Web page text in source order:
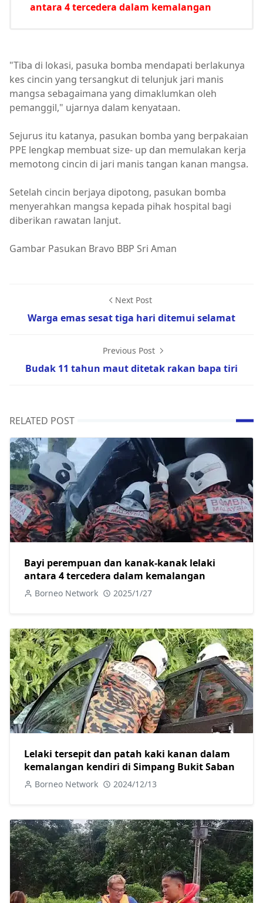
antara 4 tercedera dalam kemalangan
"Tiba di lokasi, pasuka bomba mendapati berlakunya
kes cincin yang tersangkut di telunjuk jari manis
mangsa sebagaimana yang dimaklumkan oleh
pemanggil," ujarnya dalam kenyataan.
Sejurus itu katanya, pasukan bomba yang berpakaian
PPE lengkap membuat size- up dan memulakan kerja
memotong cincin di jari manis tangan kanan mangsa.
Setelah cincin berjaya dipotong, pasukan bomba
menyerahkan mangsa kepada pihak hospital bagi
diberikan rawatan lanjut.
Gambar Pasukan Bravo BBP Sri Aman
Next Post
Warga emas sesat tiga hari ditemui selamat
Previous Post
Budak 11 tahun maut ditetak rakan bapa tiri
RELATED POST
Bayi perempuan dan kanak-kanak lelaki
antara 4 tercedera dalam kemalangan
Borneo Network 2025/1/27
Lelaki tersepit dan patah kaki kanan dalam
kemalangan kendiri di Simpang Bukit Saban
Borneo Network 2024/12/13